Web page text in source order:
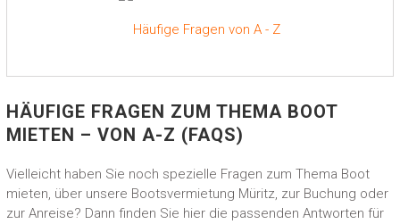
HÄUFIGE FRAGEN ZUM THEMA BOOT
MIETEN – VON A-Z (FAQS)
Vielleicht haben Sie noch spezielle Fragen zum Thema Boot
mieten, über unsere Bootsvermietung Müritz, zur Buchung oder
zur Anreise? Dann finden Sie hier die passenden Antworten für